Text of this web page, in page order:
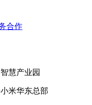
合作
慧产业园
米华东总部